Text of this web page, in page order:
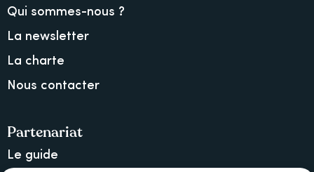
Qui sommes-nous ?
La newsletter
La charte
Nous contacter
Partenariat
Le guide